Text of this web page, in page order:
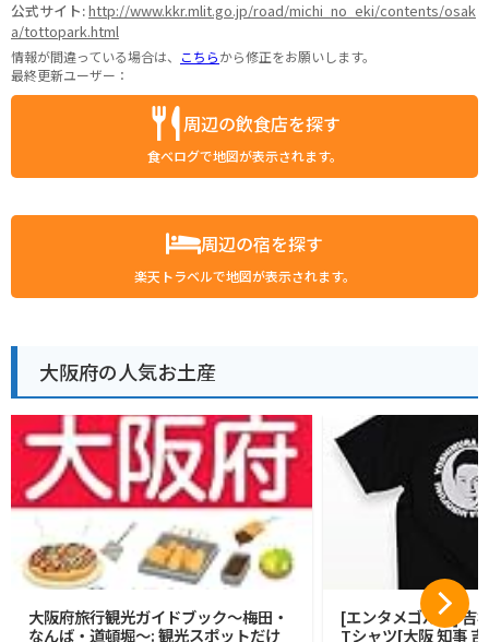
公式サイト:http://www.kkr.mlit.go.jp/road/michi_no_eki/contents/osak
a/tottopark.html
情報が間違っている場合は、 こちらから修正をお願いします。
最終更新ユーザー：
周辺の飲食店を探す
食べログで地図が表示されます。
周辺の宿を探す
楽天トラベルで地図が表示されます。
大阪府の人気お土産
大阪府旅行観光ガイドブック〜梅田・
なんば・道頓堀〜: 観光スポットだけ
[エンタメゴルフ] 吉
Tシャツ[大阪 知事